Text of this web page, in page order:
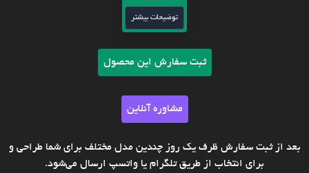
توضیحات بیشتر
ثبت سفارش این محصول
مشاوره آنلاین
بعد از ثبت سفارش ظرف یک روز چندین مدل مختلف برای شما طراحی و
برای انتخاب از طریق تلگرام یا واتسپ ارسال می‌شود.